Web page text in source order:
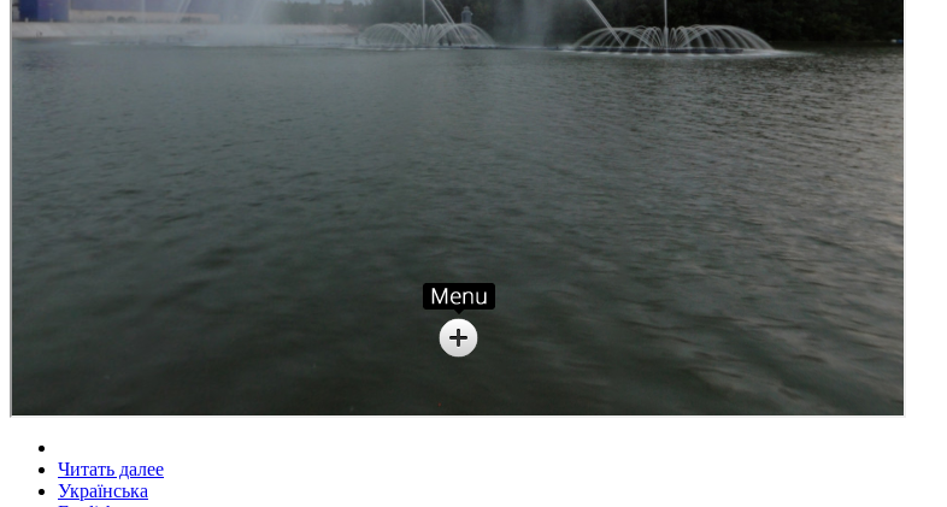
Читать далее
Українська